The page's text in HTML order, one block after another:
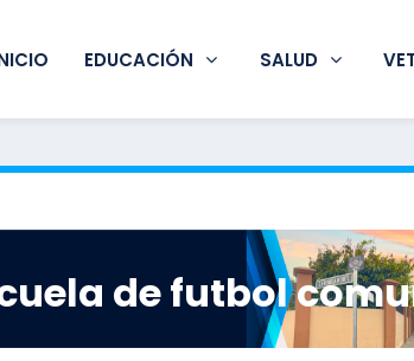
EDUCACIÓN SALUD
de futbol